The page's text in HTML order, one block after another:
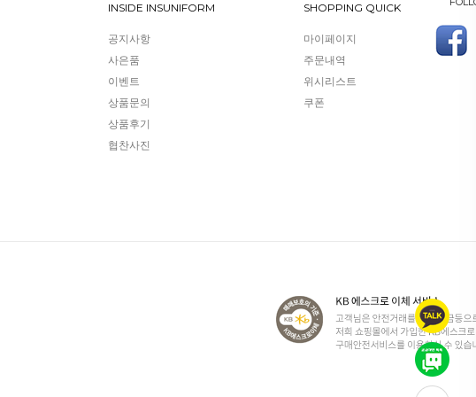
INSIDE INSUNIFORM
공지사항
사은품
이벤트
상품문의
상품후기
협찬사진
SHOPPING QUICK
마이페이지
주문내역
위시리스트
쿠폰